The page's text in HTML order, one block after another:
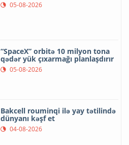
05-08-2026
“SpaceX” orbitə 10 milyon tona
qədər yük çıxarmağı planlaşdırır
05-08-2026
Bakcell rouminqi ilə yay tətilində
dünyanı kəşf et
04-08-2026